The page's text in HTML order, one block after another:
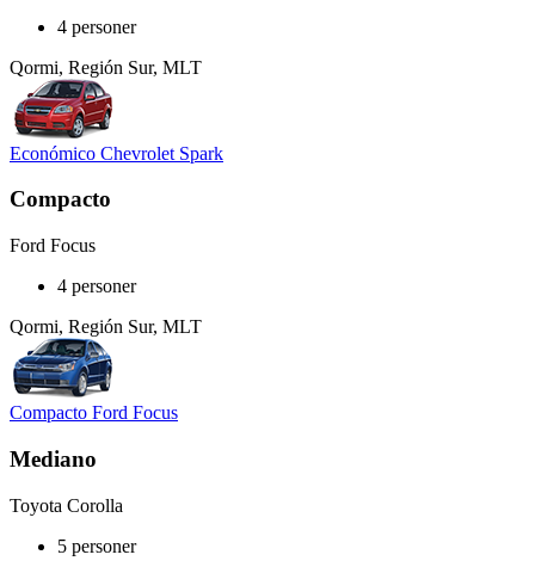
4 personer
Qormi, Región Sur, MLT
Económico Chevrolet Spark
Compacto
Ford Focus
4 personer
Qormi, Región Sur, MLT
Compacto Ford Focus
Mediano
Toyota Corolla
5 personer